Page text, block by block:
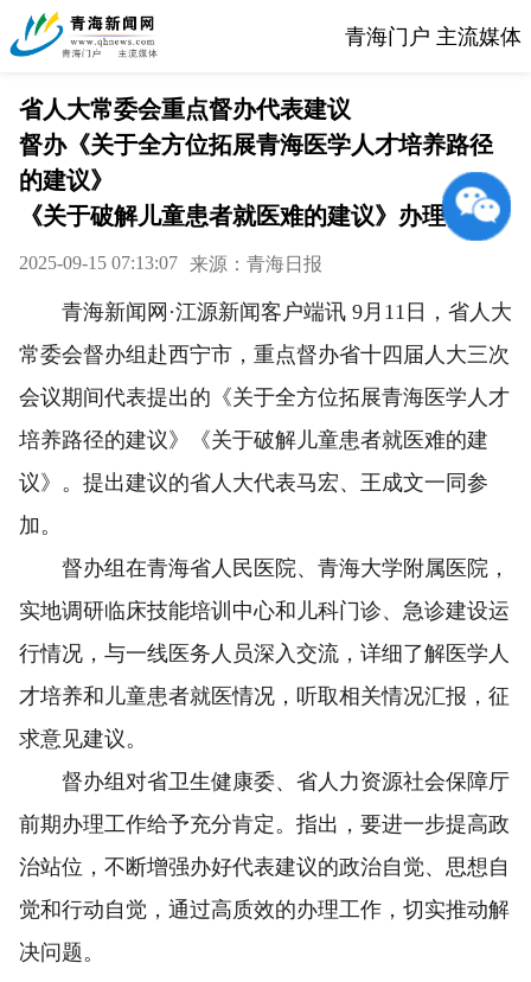
青海门户 主流媒体
省人大常委会重点督办代表建议
督办《关于全方位拓展青海医学人才培养路径
的建议》
《关于破解儿童患者就医难的建议》办理情况
2025-09-15 07:13:07 来源：青海日报
青海新闻网·江源新闻客户端讯 9月11日，省人大
常委会督办组赴西宁市，重点督办省十四届人大三次
会议期间代表提出的《关于全方位拓展青海医学人才
培养路径的建议》《关于破解儿童患者就医难的建
议》。提出建议的省人大代表马宏、王成文一同参
加。
督办组在青海省人民医院、青海大学附属医院，
实地调研临床技能培训中心和儿科门诊、急诊建设运
行情况，与一线医务人员深入交流，详细了解医学人
才培养和儿童患者就医情况，听取相关情况汇报，征
求意见建议。
督办组对省卫生健康委、省人力资源社会保障厅
前期办理工作给予充分肯定。指出，要进一步提高政
治站位，不断增强办好代表建议的政治自觉、思想自
觉和行动自觉，通过高质效的办理工作，切实推动解
决问题。